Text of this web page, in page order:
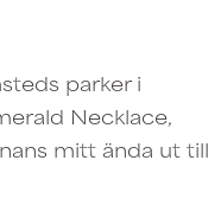
parker i
Necklace,
mitt ända ut till